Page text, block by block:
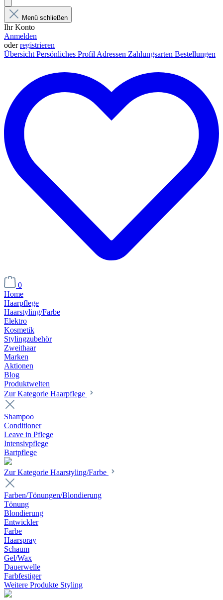
Menü schließen
Ihr Konto
Anmelden
oderregistrieren
Übersicht Persönliches Profil Adressen Zahlungsarten Bestellungen
0
Home
Haarpflege
Haarstyling/Farbe
Elektro
Kosmetik
Stylingzubehör
Zweithaar
Marken
Aktionen
Blog
Produktwelten
Zur Kategorie Haarpflege
Shampoo
Conditioner
Leave in Pflege
Intensivpflege
Bartpflege
Zur Kategorie Haarstyling/Farbe
Farben/Tönungen/Blondierung
Tönung
Blondierung
Entwickler
Farbe
Haarspray
Schaum
Gel/Wax
Dauerwelle
Farbfestiger
Weitere Produkte Styling